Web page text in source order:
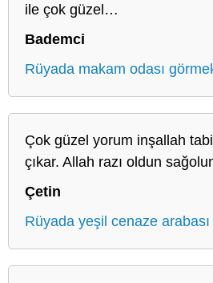
ile çok güzel…
Bademci
Rüyada makam odası
Çok güzel yorum inşallah
çıkar. Allah razı oldun
Çetin
Rüyada yeşil cenaze